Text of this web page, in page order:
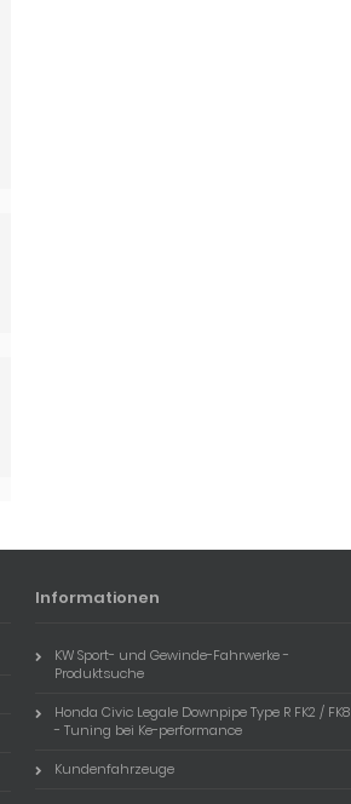
Informationen
KW Sport- und Gewinde-Fahrwerke -
Produktsuche
Honda Civic Legale Downpipe Type R FK2 / FK8
- Tuning bei Ke-performance
Kundenfahrzeuge